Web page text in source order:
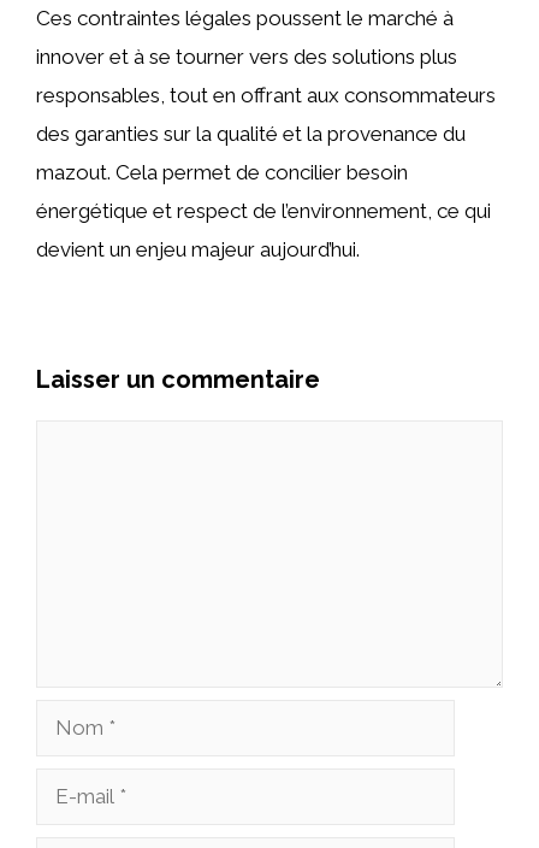
Ces contraintes légales poussent le marché à
innover et à se tourner vers des solutions plus
responsables, tout en offrant aux consommateurs
des garanties sur la qualité et la provenance du
mazout. Cela permet de concilier besoin
énergétique et respect de l’environnement, ce qui
devient un enjeu majeur aujourd’hui.
Laisser un commentaire
Nom